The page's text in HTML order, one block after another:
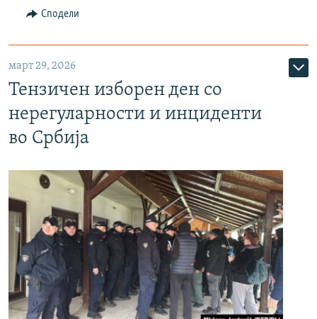
Сподели
март 29, 2026
Тензичен изборен ден со
нерегуларности и инциденти
во Србија